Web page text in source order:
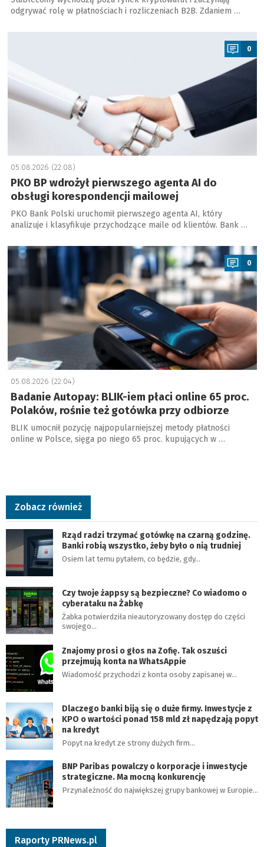
odgrywać rolę w płatnościach i rozliczeniach B2B. Zdaniem …
a
0
05.08.2026 (22:08)
PKO BP wdrożył pierwszego agenta AI do
obsługi korespondencji mailowej
PKO Bank Polski uruchomił pierwszego agenta AI, który
analizuje i klasyfikuje przychodzące maile od klientów. Bank …
a
0
05.08.2026 (22:04)
Badanie Autopay: BLIK-iem płaci online 65 proc.
Polaków, rośnie też gotówka przy odbiorze
BLIK umocnił pozycję najpopularniejszej metody płatności
online w Polsce, sięga po niego 65 proc. kupujących w …
Zobacz również
Rząd radzi trzymać gotówkę na czarną godzinę.
Banki robią wszystko, żeby było o nią trudniej
Osiem lat temu pytałem, co będzie, gdy…
Czy twoje żappsy są bezpieczne? Co wiadomo o
cyberataku na Żabkę
Żabka potwierdziła nieautoryzowany dostęp do części
swojego…
Znajomy prosi o głos na Zofię. Tak oszuści
przejmują konta na WhatsAppie
Wiadomość przychodzi z konta osoby zapisanej w…
Dlaczego banki biją się o duże firmy. Inwestycje z
KPO o wartości ponad 158 mld zł napędzają popyt
na kredyt
Popyt na kredyt ze strony dużych firm…
BNP Paribas powalczy o korporacje i inwestycje
strategiczne. Ma mocną konkurencję
Przynależność do największej grupy bankowej w Europie…
Raporty PRNews.pl